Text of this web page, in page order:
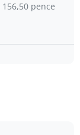
pence